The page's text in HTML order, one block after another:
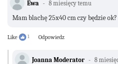
Ewa 8 miesięcy temu
Mam blachę 25x40 cm czy będzie ok?
Like 1 Odpowiedz
Joanna Moderator 8